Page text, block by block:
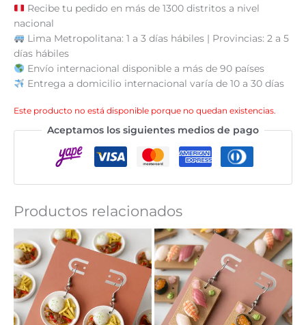
Recibe tu pedido en más de 1300 distritos a nivel
nacional
Lima Metropolitana: 1 a 3 días hábiles | Provincias: 2 a 5
días hábiles
Envío internacional disponible a más de 90 países
Entrega a domicilio internacional varía de 10 a 30 días
Este producto no está disponible porque no quedan existencias.
Aceptamos los siguientes medios de pago
Productos relacionados